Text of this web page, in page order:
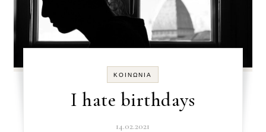
ΚΟΙΝΩΝΊΑ
I hate birthdays
14.02.2021